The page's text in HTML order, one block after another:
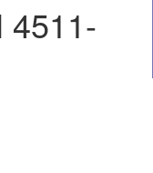
4511-